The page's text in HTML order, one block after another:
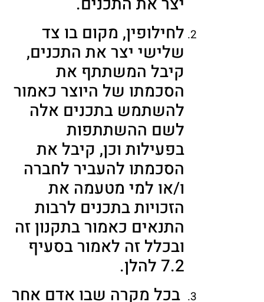
לחילופין, מקום בו צד
שלישי יצר את התכנים,
קיבל המשתתף את
הסכמתו של היוצר כאמור
להשתמש בתכנים אלה
לשם ההשתתפות
בפעילות וכן, קיבל את
הסכמתו להעביר לחברה
ו/או למי מטעמה את
הזכויות בתכנים לרבות
התנאים כאמור בתקנון זה
ובכלל זה לאמור בסעיף
7.2 להלן.
בכל מקרה שבו אדם אחר